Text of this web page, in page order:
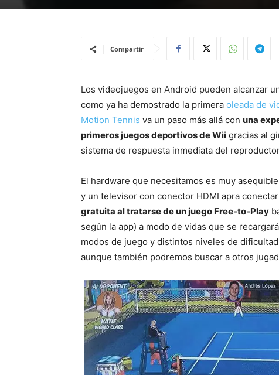
Compartir
Los videojuegos en Android pueden alcanzar
como ya ha demostrado la primera oleada de
Motion Tennis va un paso más allá con una
primeros juegos deportivos de Wii gracias al
sistema de respuesta inmediata del
El hardware que necesitamos es muy
y un televisor con conector HDMI apra
gratuita al tratarse de un juego Free-to-Play
según la app) a modo de vidas que se
modos de juego y distintos niveles de
aunque también podremos buscar a otros